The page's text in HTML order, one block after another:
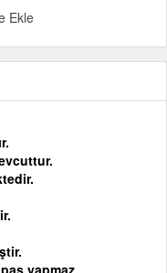
Ekle
yapmaz.